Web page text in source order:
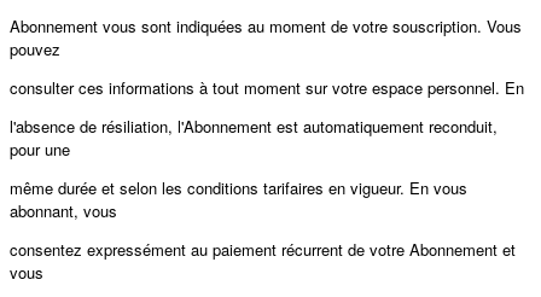
Abonnement vous sont indiquées au moment de votre souscription. Vous
pouvez
consulter ces informations à tout moment sur votre espace personnel. En
l'absence de résiliation, l'Abonnement est automatiquement reconduit,
pour une
même durée et selon les conditions tarifaires en vigueur. En vous
abonnant, vous
consentez expressément au paiement récurrent de votre Abonnement et
vous